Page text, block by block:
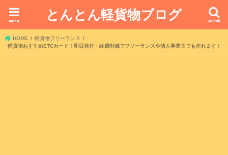
とんとん軽貨物ブログ search
menu
HOME
軽貨物フリーランス
軽貨物おすすめETCカード！即日発行・経費削減でフリーランスや個人事業主でも作れます！